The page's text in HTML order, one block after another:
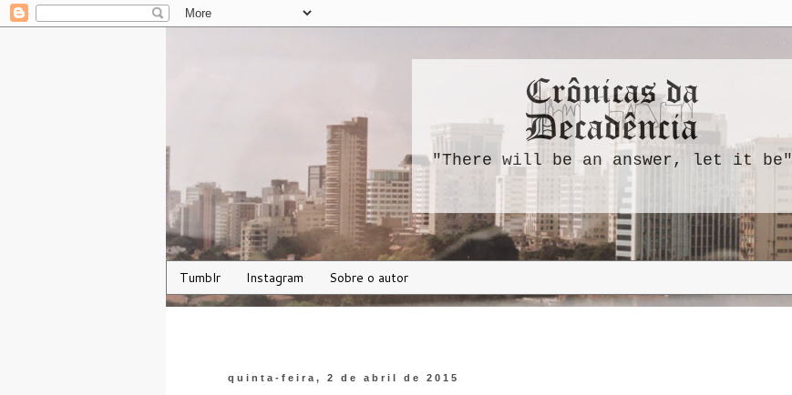
"There will be an answer, let it be"
Tumblr Instagram Sobre o autor
quinta-feira, 2 de abril de 2015